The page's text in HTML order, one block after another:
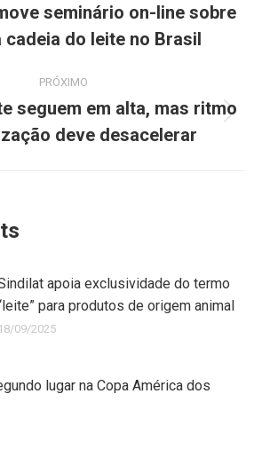
seminário on-line sobre
cadeia do leite no Brasil
PRÓXIMO
seguem em alta, mas ritmo
deve desacelerar
apoia exclusividade do termo
para produtos de origem animal
09/2025
lugar na Copa América dos